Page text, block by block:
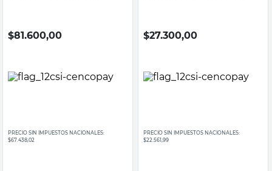
$81.600,00
PRECIO SIN IMPUESTOS NACIONALES:
$67.438,02
$27.300,00
PRECIO SIN IMPUESTOS NACIONALES:
$22.561,99